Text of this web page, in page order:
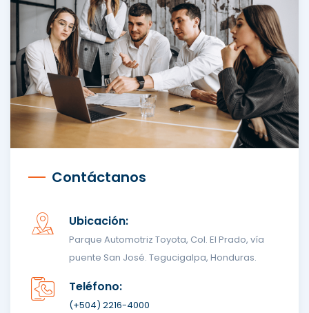
Contáctanos
Ubicación:
Parque Automotriz Toyota, Col. El Prado, vía
puente San José. Tegucigalpa, Honduras.
Teléfono:
(+504) 2216-4000